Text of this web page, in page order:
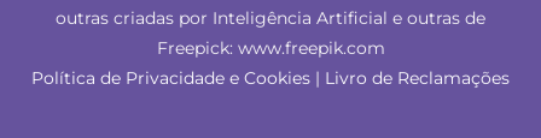
outras criadas por Inteligência Artificial e outras de
Freepick: www.freepik.com
Política de Privacidade e Cookies | Livro de Reclamações